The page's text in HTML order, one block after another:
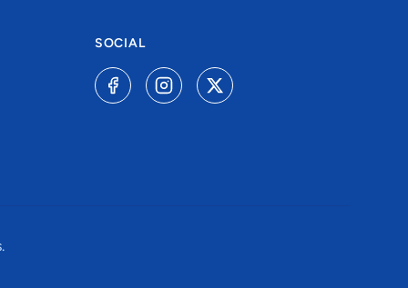
SOCIAL